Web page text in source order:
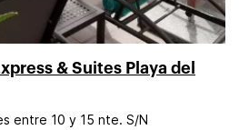
& Suites Playa del
entre 10 y 15 nte. S/N